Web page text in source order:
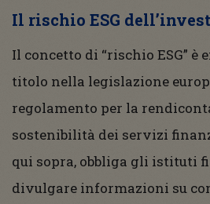
Il rischio ESG
Il concetto di “rischio ESG” è
titolo nella legislazione
regolamento per la
sostenibilità dei servizi
qui sopra, obbliga gli istituti
divulgare informazioni su